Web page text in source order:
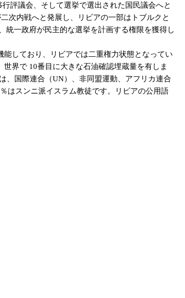
評議会、そして選挙で選出された国民議会へと
次内戦へと発展し、リビアの一部はトブルクと
統一政府が民主的な選挙を計画する権限を獲得し
しており、リビアでは二重権力状態となってい
界で 10番目に大きな石油確認埋蔵量を有しま
、国際連合（UN）、非同盟運動、アフリカ連合
はスンニ派イスラム教徒です。リビアの公用語